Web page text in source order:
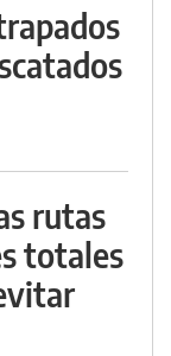
rutas
totales